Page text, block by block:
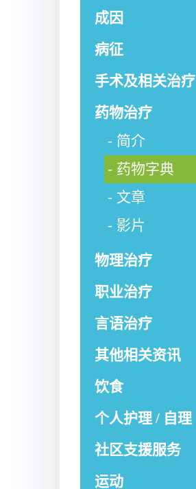
成因
病征
手术及相关治疗
药物治疗
简介
药物字典
文章
影片
物理治疗
职业治疗
言语治疗
其他相关资讯
饮食
个人护理 / 自理
社区支援服务
运动